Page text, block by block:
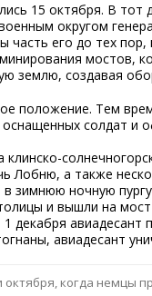
15 октября. В тот
округом
часть его до тех
землю, создавая
положение. Тем
солдат и
клинско-
Лобню, а также
зимнюю ночную
и вышли на
декабря
авиадесант
когда немцы